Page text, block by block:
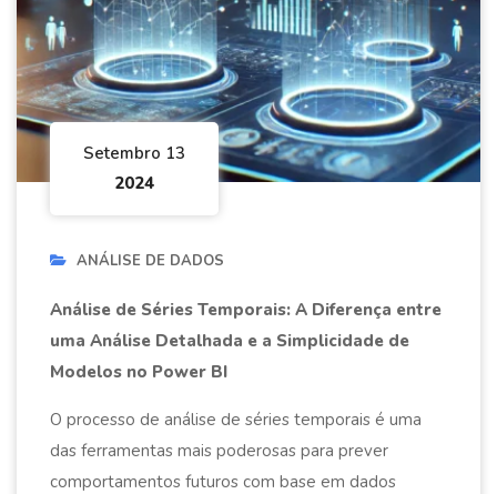
Setembro 13
2024
ANÁLISE DE DADOS
Análise de Séries Temporais: A Diferença entre
uma Análise Detalhada e a Simplicidade de
Modelos no Power BI
O processo de análise de séries temporais é uma
das ferramentas mais poderosas para prever
comportamentos futuros com base em dados